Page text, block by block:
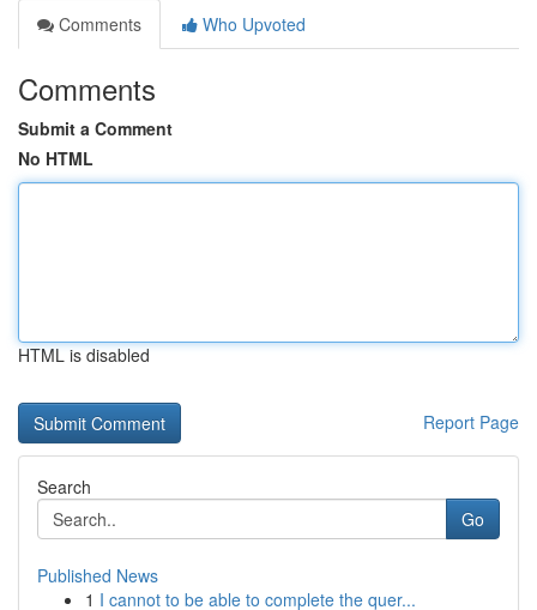
Comments
Who Upvoted
Comments
Submit a Comment
No HTML
HTML is disabled
Report Page
Search
Go
Published News
1 I cannot to be able to complete the quer...